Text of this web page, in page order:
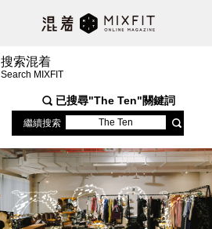
搜索混着
Search MIXFIT
已搜尋"The Ten"關鍵詞
繼續搜索